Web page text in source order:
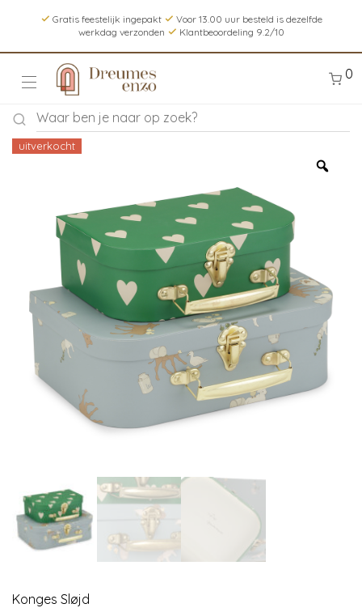
Gratis feestelijk ingepakt
Voor 13.00 uur besteld is dezelfde
werkdag verzonden
Klantbeoordeling 9.2/10
0
uitverkocht
Konges Sløjd